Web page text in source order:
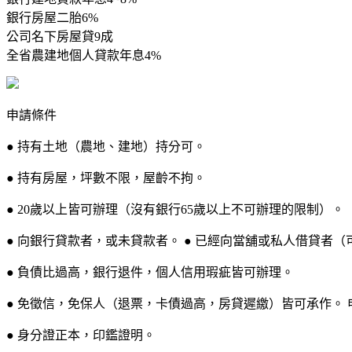
銀行房屋二胎6%
公司名下房屋貸9成
全省農建地個人貸款年息4%
申請條件
● 持有土地（農地、建地）持分可。
● 持有房屋，坪數不限，屋齡不拘。
● 20歲以上皆可辦理（沒有銀行65歲以上不可辦理的限制）。
● 向銀行貸款者，或未貸款者。 ● 已經向當舖或私人借貸者（
● 負債比過高，銀行退件，個人信用瑕疵皆可辦理。
● 免徵信，免保人（退票，卡債過高，房貸遲繳）皆可承作。
● 身分證正本，印鑑證明。